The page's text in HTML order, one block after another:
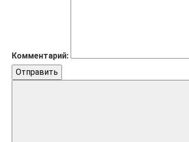
Комментарий:
Отправить